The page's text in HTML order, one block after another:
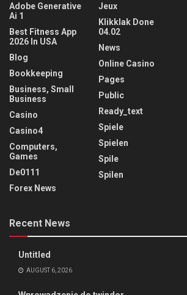
Adobe Generative
Ai 1
Best Fitness App
2026 In USA
Blog
Bookkeeping
Business, Small
Business
Casino
Casino4
Computers,
Games
De0111
Forex News
Jeux
Klikklak Done
04.02
News
Online Casino
Pages
Public
Ready_text
Spiele
Spielen
Spile
Spilen
Recent News
Untitled
AUGUST 6, 2026